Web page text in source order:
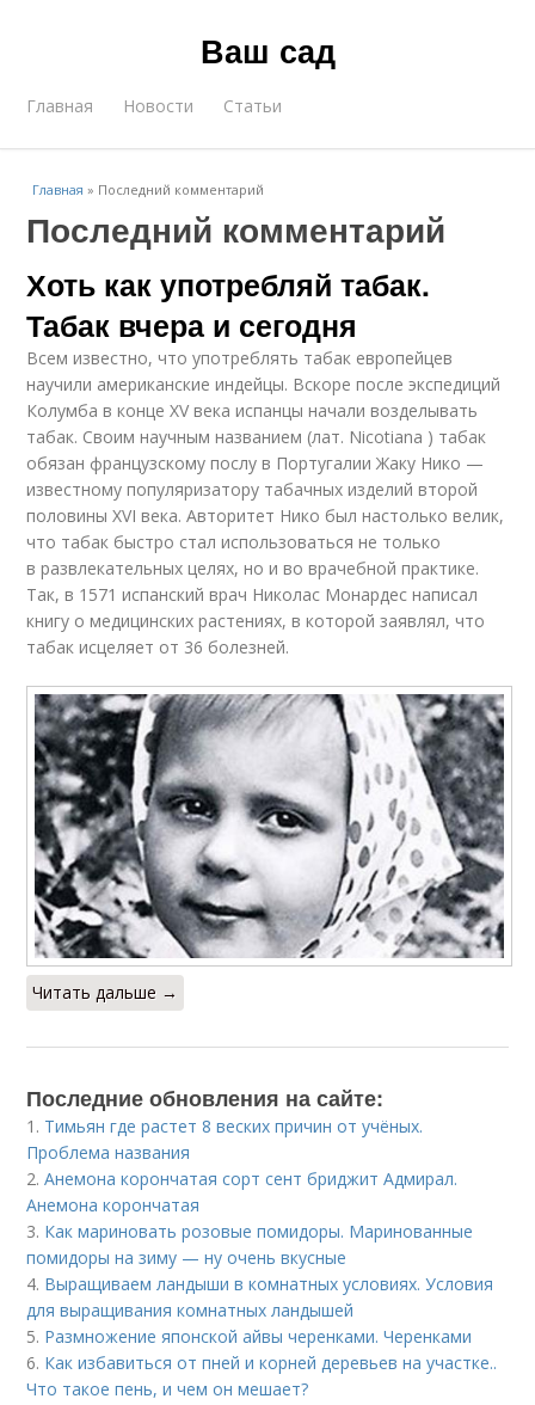
Ваш сад
Главная Новости Статьи
Главная » Последний комментарий
Последний комментарий
Хоть как употребляй табак.
Табак вчера и сегодня
Всем известно, что употреблять табак европейцев
научили американские индейцы. Вскоре после экспедиций
Колумба в конце XV века испанцы начали возделывать
табак. Своим научным названием (лат. Nicotiana ) табак
обязан французскому послу в Португалии Жаку Нико —
известному популяризатору табачных изделий второй
половины XVI века. Авторитет Нико был настолько велик,
что табак быстро стал использоваться не только
в развлекательных целях, но и во врачебной практике.
Так, в 1571 испанский врач Николас Монардес написал
книгу о медицинских растениях, в которой заявлял, что
табак исцеляет от 36 болезней.
Читать дальше →
Последние обновления на сайте:
1. Тимьян где растет 8 веских причин от учёных.
Проблема названия
2.Анемона корончатая сорт сент бриджит Адмирал.
Анемона корончатая
3. Как мариновать розовые помидоры. Маринованные
помидоры на зиму — ну очень вкусные
4. Выращиваем ландыши в комнатных условиях. Условия
для выращивания комнатных ландышей
5. Размножение японской айвы черенками. Черенками
6. Как избавиться от пней и корней деревьев на участке..
Что такое пень, и чем он мешает?